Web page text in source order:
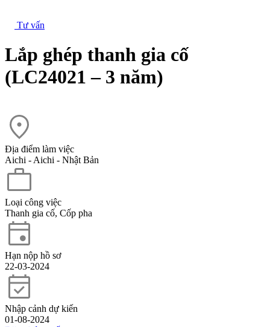
Tư vấn
Lắp ghép thanh gia cố
(LC24021 – 3 năm)
Địa điểm làm việc
Aichi - Aichi - Nhật Bản
Loại công việc
Thanh gia cố, Cốp pha
Hạn nộp hồ sơ
22-03-2024
Nhập cảnh dự kiến
01-08-2024